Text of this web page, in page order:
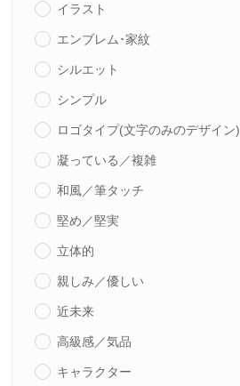
イラスト
エンブレム･家紋
シルエット
シンプル
ロゴタイプ(文字のみのデザイン)
凝っている／複雑
和風／筆タッチ
堅め／堅実
立体的
親しみ／優しい
近未来
高級感／気品
キャラクター